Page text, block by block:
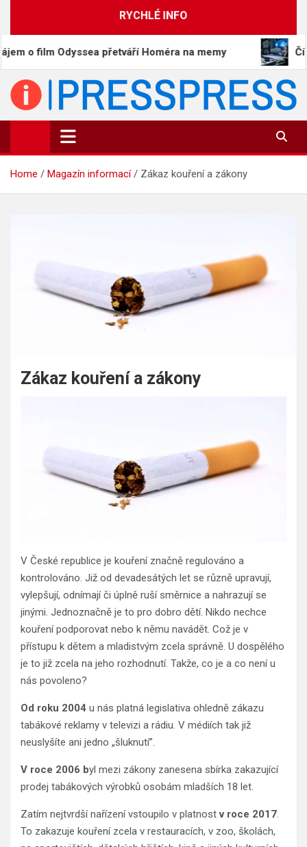
RYCHLÉ INFO
přetváří Homéra na memy Čína
PressPress.cz
Vaše zprávy v souvislostech
Home Magazín informací Zákaz kouření a zákony
Zákaz kouření a zákony
V České republice je kouření značně regulováno a
kontrolováno. Již od devadesátých let se různě upravují,
vylepšují, odnímají či úplně ruší směrnice a nahrazují se
jinými. Jednoznačně je to pro dobro dětí. Nikdo nechce
kouření podporovat nebo k němu navádět. Což je v
přístupu k dětem a mladistvým zcela správně. U dospělého
je to již zcela na jeho rozhodnutí. Takže, co je a co není u
nás povoleno?
Od roku 2004 u nás platná legislativa ohledně zákazu
tabákové reklamy v televizi a rádiu. V médiích tak již
neuslyšíte ani jedno „šluknutí”.
V roce 2006 byl mezi zákony zanesena sbírka zakazující
prodej tabákových výrobků osobám mladších 18 let.
Zatím nejtvrdší nařízení vstoupilo v platnostv roce 2017.
To zakazuje kouření zcela v restauracích, v zoo, školách,